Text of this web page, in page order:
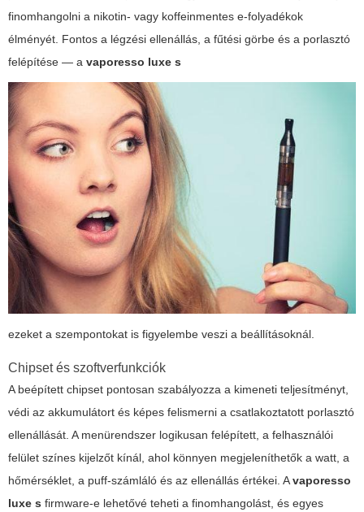
finomhangolni a nikotin- vagy koffeinmentes e-folyadékok
élményét. Fontos a légzési ellenállás, a fűtési görbe és a porlasztó
felépítése — a vaporesso luxe s
ezeket a szempontokat is figyelembe veszi a beállításoknál.
Chipset és szoftverfunkciók
A beépített chipset pontosan szabályozza a kimeneti teljesítményt,
védi az akkumulátort és képes felismerni a csatlakoztatott porlasztó
ellenállását. A menürendszer logikusan felépített, a felhasználói
felület színes kijelzőt kínál, ahol könnyen megjeleníthetők a watt, a
hőmérséklet, a puff-számláló és az ellenállás értékei. Avaporesso
luxe s firmware-e lehetővé teheti a finomhangolást, és egyes